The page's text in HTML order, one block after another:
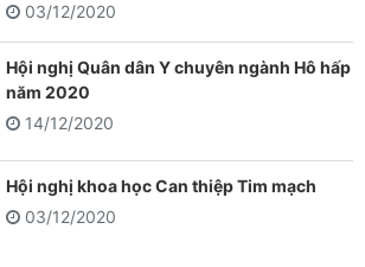
03/12/2020
Hội nghị Quân dân Y chuyên ngành Hô hấp
năm 2020
14/12/2020
Hội nghị khoa học Can thiệp Tim mạch
03/12/2020